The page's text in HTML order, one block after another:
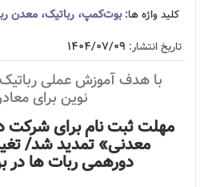
کلید واژه ها:بوت‌کمپ، رباتیک، معدن
تاریخ انتشار: ۱۴۰۴/۰۷/۰۹
با هدف آموزش عملیرباتیک
نوین برای
مهلت ثبت نام برای شرکت
معدنی» تمدید شد/
دورهمی ربات ها